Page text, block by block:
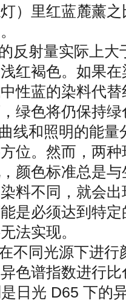
）里红蓝麓薰
反射量实际上大
红褐色。如果
性蓝的染料代
绿色将仍保持绿
线和照明的能量
位。然而，两
颜色标准总是
料不同，就会
是必须达到特
法实现。
不同光源下进行
色谱指数进行
日光 D65 下的